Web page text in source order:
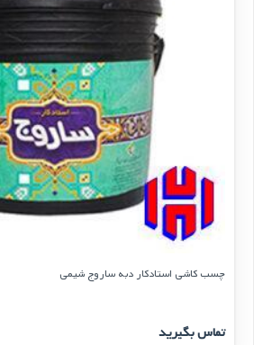
چسب کاشی استادکار دبه ساروج شیمی
تماس بگیرید